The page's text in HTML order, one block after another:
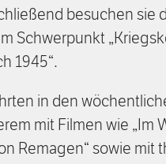
besuchen sie
Schwerpunkt
1945“.
in den
mit Filmen wie „Im
Remagen“ sowie mit